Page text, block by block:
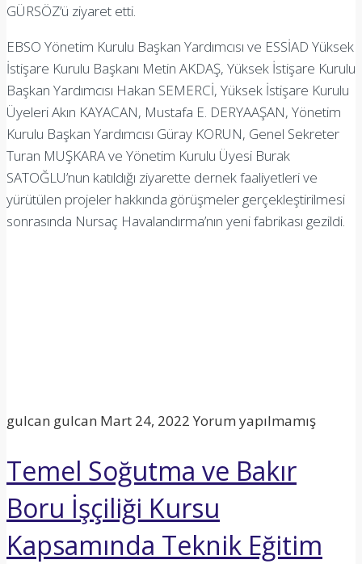
GÜRSÖZ’ü ziyaret etti.
EBSO Yönetim Kurulu Başkan Yardımcısı ve ESSİAD Yüksek
İstişare Kurulu Başkanı Metin AKDAŞ, Yüksek İstişare Kurulu
Başkan Yardımcısı Hakan SEMERCİ, Yüksek İstişare Kurulu
Üyeleri Akın KAYACAN, Mustafa E. DERYAAŞAN, Yönetim
Kurulu Başkan Yardımcısı Güray KORUN, Genel Sekreter
Turan MUŞKARA ve Yönetim Kurulu Üyesi Burak
SATOĞLU’nun katıldığı ziyarette dernek faaliyetleri ve
yürütülen projeler hakkında görüşmeler gerçekleştirilmesi
sonrasında Nursaç Havalandırma’nın yeni fabrikası gezildi.
gulcan gulcan Mart 24, 2022 Yorum yapılmamış
Temel Soğutma ve Bakır
Boru İşçiliği Kursu
Kapsamında Teknik Eğitim